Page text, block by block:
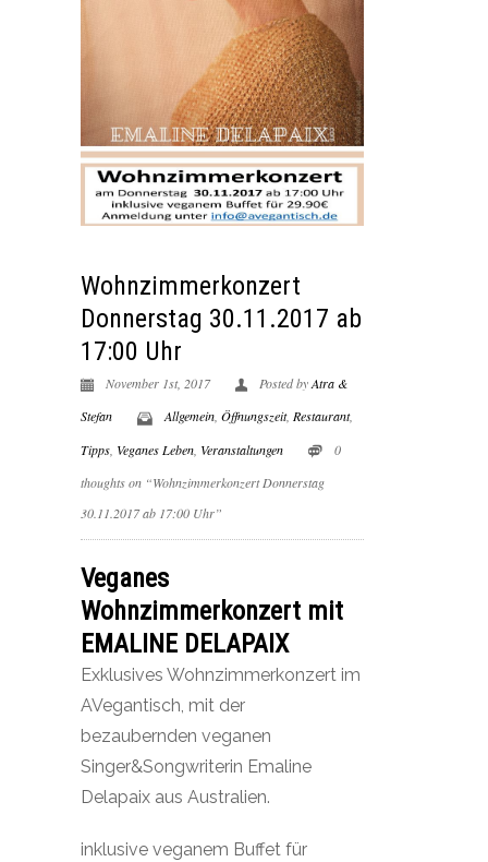
Wohnzimmerkonzert
Donnerstag 30.11.2017 ab
17:00 Uhr
November 1st, 2017 Posted byAtra &
Stefan
Allgemein, Öffnungszeit, Restaurant,
Tipps Veganes Leben Veranstaltungen
0
thoughts on “Wohnzimmerkonzert Donnerstag
30.11.2017 ab 17:00 Uhr”
Veganes
Wohnzimmerkonzert mit
EMALINE DELAPAIX
Exklusives Wohnzimmerkonzert im
AVegantisch, mit der
bezaubernden veganen
Singer&Songwriterin Emaline
Delapaix aus Australien.
inklusive veganem Buffet für